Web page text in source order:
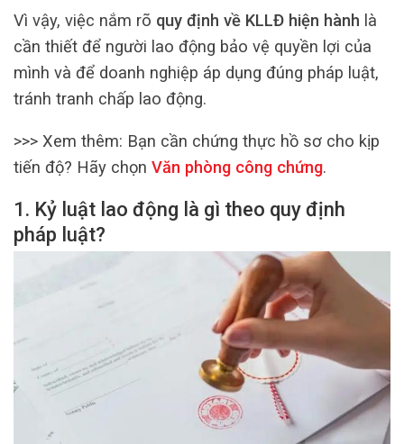
Vì vậy, việc nắm rõ quy định về KLLĐ hiện hành là
cần thiết để người lao động bảo vệ quyền lợi của
mình và để doanh nghiệp áp dụng đúng pháp luật,
tránh tranh chấp lao động.
>>> Xem thêm: Bạn cần chứng thực hồ sơ cho kịp
tiến độ? Hãy chọn Văn phòng công chứng.
1. Kỷ luật lao động là gì theo quy định
pháp luật?